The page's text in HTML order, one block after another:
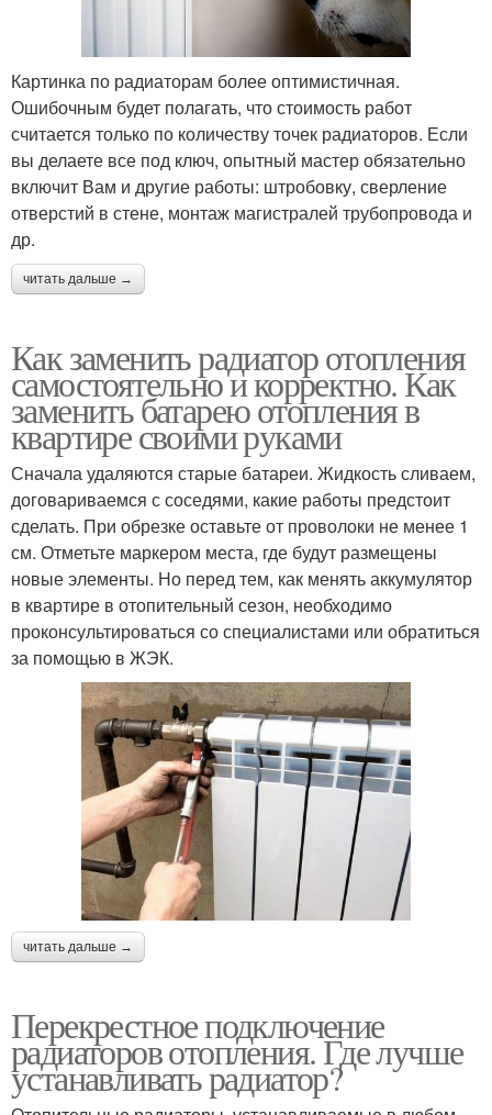
Картинка по радиаторам более оптимистичная.
Ошибочным будет полагать, что стоимость работ
считается только по количеству точек радиаторов. Если
вы делаете все под ключ, опытный мастер обязательно
включит Вам и другие работы: штробовку, сверление
отверстий в стене, монтаж магистралей трубопровода и
др.
читать дальше →
Как заменить радиатор отопления
самостоятельно и корректно. Как
заменить батарею отопления в
квартире своими руками
Сначала удаляются старые батареи. Жидкость сливаем,
договариваемся с соседями, какие работы предстоит
сделать. При обрезке оставьте от проволоки не менее 1
см. Отметьте маркером места, где будут размещены
новые элементы. Но перед тем, как менять аккумулятор
в квартире в отопительный сезон, необходимо
проконсультироваться со специалистами или обратиться
за помощью в ЖЭК.
читать дальше →
Перекрестное подключение
радиаторов отопления. Где лучше
устанавливать радиатор?